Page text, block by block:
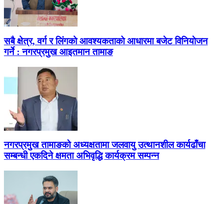
सबै क्षेत्र, वर्ग र लिंगकाे आवश्यकताकाे आधारमा बजेट विनियाेजन
गर्ने : नगरप्रमुख आइतमान तामाङ
नगरप्रमुख तामाङको अध्यक्षतामा जलवायु उत्थानशील कार्यढाँचा
सम्बन्धी एकदिने क्षमता अभिवृद्धि कार्यक्रम सम्पन्न